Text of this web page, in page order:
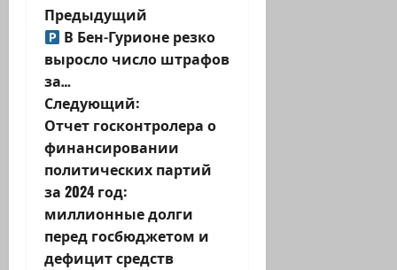
Н
а
в
и
г
а
ц
Предыдущий
В Бен-Гурионе резко
выросло число штрафов
за…
Следующий:
Отчет госконтролера о
финансировании
политических партий
за 2024 год:
миллионные долги
перед госбюджетом и
дефицит средств